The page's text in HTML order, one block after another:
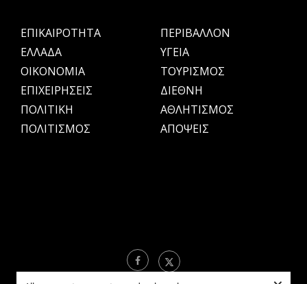
ΕΠΙΚΑΙΡΟΤΗΤΑ
ΕΛΛΑΔΑ
OIKONOMIA
ΕΠΙΧΕΙΡΗΣΕΙΣ
ΠΟΛΙΤΙΚΗ
ΠΟΛΙΤΙΣΜΟΣ
ΠΕΡΙΒΑΛΛΟΝ
ΥΓΕΙΑ
ΤΟΥΡΙΣΜΟΣ
ΔΙΕΘΝΗ
ΑΘΛΗΤΙΣΜΟΣ
ΑΠΟΨΕΙΣ